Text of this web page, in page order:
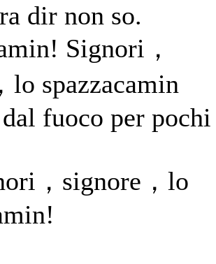
dir non so.
Signori，
lo spazzacamin
fuoco per pochi
，signore，lo